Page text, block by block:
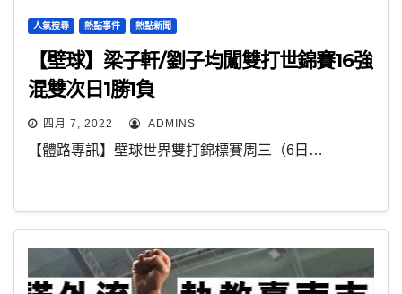
人氣搜尋 熱點事件 熱點新聞
【壁球】梁子軒/劉子均闖雙打世錦賽16強
混雙次日1勝1負
四月 7, 2022 ADMINS
【體路專訊】壁球世界雙打錦標賽周三（6日…